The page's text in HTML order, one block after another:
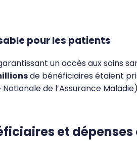
pour les patients
un accès aux soins
de bénéficiaires étaient
de l’Assurance
et dépenses